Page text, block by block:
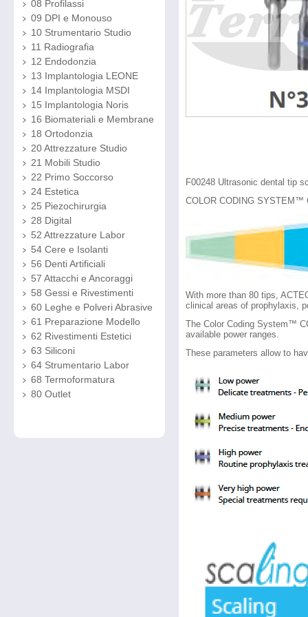
08 Profilassi
09 DPI e Monouso
10 Strumentario Studio
11 Radiografia
12 Endodonzia
13 Implantologia LEONE
14 Implantologia MSDI
15 Implantologia Noris
16 Biomateriali e Membrane
18 Ortodonzia
20 Attrezzature Studio
21 Mobili Studio
22 Primo Soccorso
24 Estetica
25 Piezochirurgia
28 Digital
52 Attrezzature Labor
54 Cere e Isolanti
56 Denti Artificiali
57 Attacchi e Ancoraggi
58 Gessi e Rivestimenti
60 Leghe e Polveri Abrasive
61 Preparazione Modello
62 Rivestimenti Estetici
63 Siliconi
64 Strumentario Labor
68 Termoformatura
80 Outlet
F00248 Ultrasonic dental tip
COLOR CODING SYSTEM™
With more than 80 tips,
clinical areas of prophylaxis,
The Color Coding System™
available power ranges.
These parameters allow to